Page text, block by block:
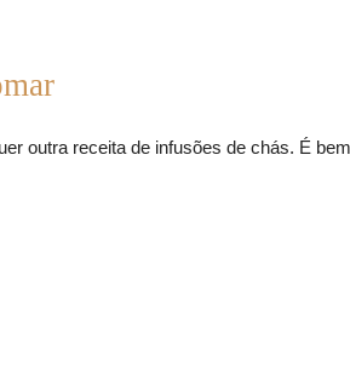
outra receita de infusões de chás. É